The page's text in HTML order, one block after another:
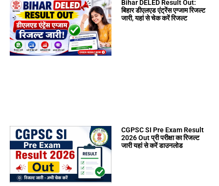
Bihar DELED Result Out:
बिहार डीएलएड एंट्रेंस एग्जाम रिजल्ट
जारी, यहां से चेक करें रिजल्ट
CGPSC SI Pre Exam Result
2026 Out प्री परीक्षा का रिजल्ट
जारी यहां से करें डाउनलोड